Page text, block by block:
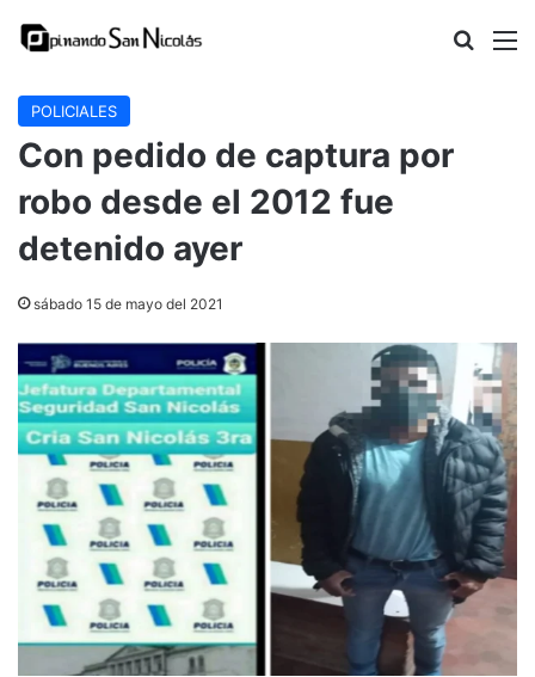
Buscar
POLICIALES
Con pedido de captura por
robo desde el 2012 fue
detenido ayer
sábado 15 de mayo del 2021